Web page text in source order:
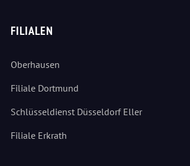
FILIALEN
Oberhausen
Filiale Dortmund
Schlüsseldienst Düsseldorf Eller
Filiale Erkrath